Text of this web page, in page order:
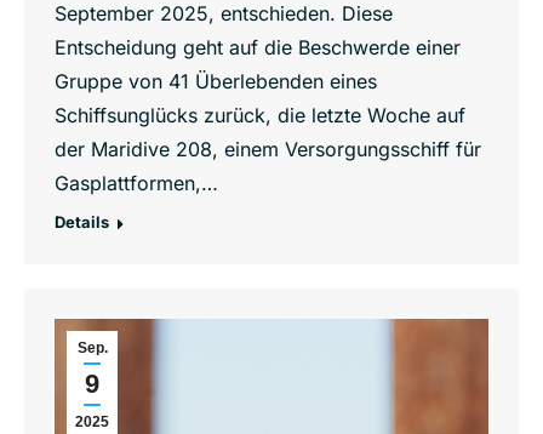
September 2025, entschieden. Diese
Entscheidung geht auf die Beschwerde einer
Gruppe von 41 Überlebenden eines
Schiffsunglücks zurück, die letzte Woche auf
der Maridive 208, einem Versorgungsschiff für
Gasplattformen,…
Details
Sep.
9
2025